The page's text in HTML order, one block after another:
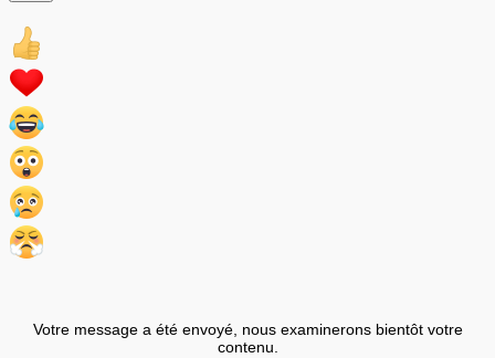
Votre message a été envoyé, nous examinerons bientôt votre
contenu.